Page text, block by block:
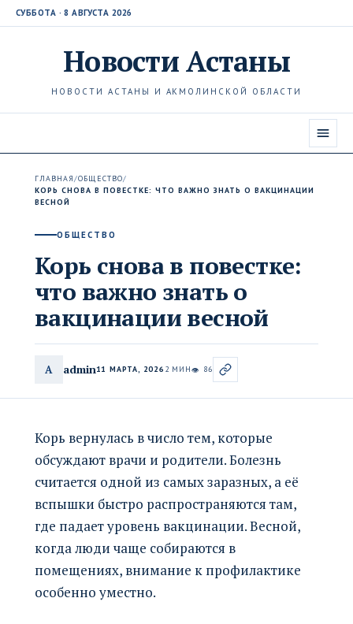
СУББОТА · 8 АВГУСТА 2026
НовостиАстаны
НОВОСТИ АСТАНЫ И АКМОЛИНСКОЙ ОБЛАСТИ
ГЛАВНАЯ/ОБЩЕСТВО/
КОРЬ СНОВА В ПОВЕСТКЕ: ЧТО ВАЖНО ЗНАТЬ О ВАКЦИНАЦИИ
ВЕСНОЙ
ОБЩЕСТВО
Корь снова в повестке:
что важно знать о
вакцинации весной
A admin11 МАРТА, 2026 2 МИН👁 86
Корь вернулась в число тем, которые
обсуждают врачи и родители. Болезнь
считается одной из самых заразных, а её
вспышки быстро распространяются там,
где падает уровень вакцинации. Весной,
когда люди чаще собираются в
помещениях, внимание к профилактике
особенно уместно.